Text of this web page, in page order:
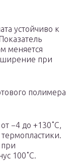
устойчиво к
меняется
при
полимера
−4 до +130˚C,
при
100˚C.